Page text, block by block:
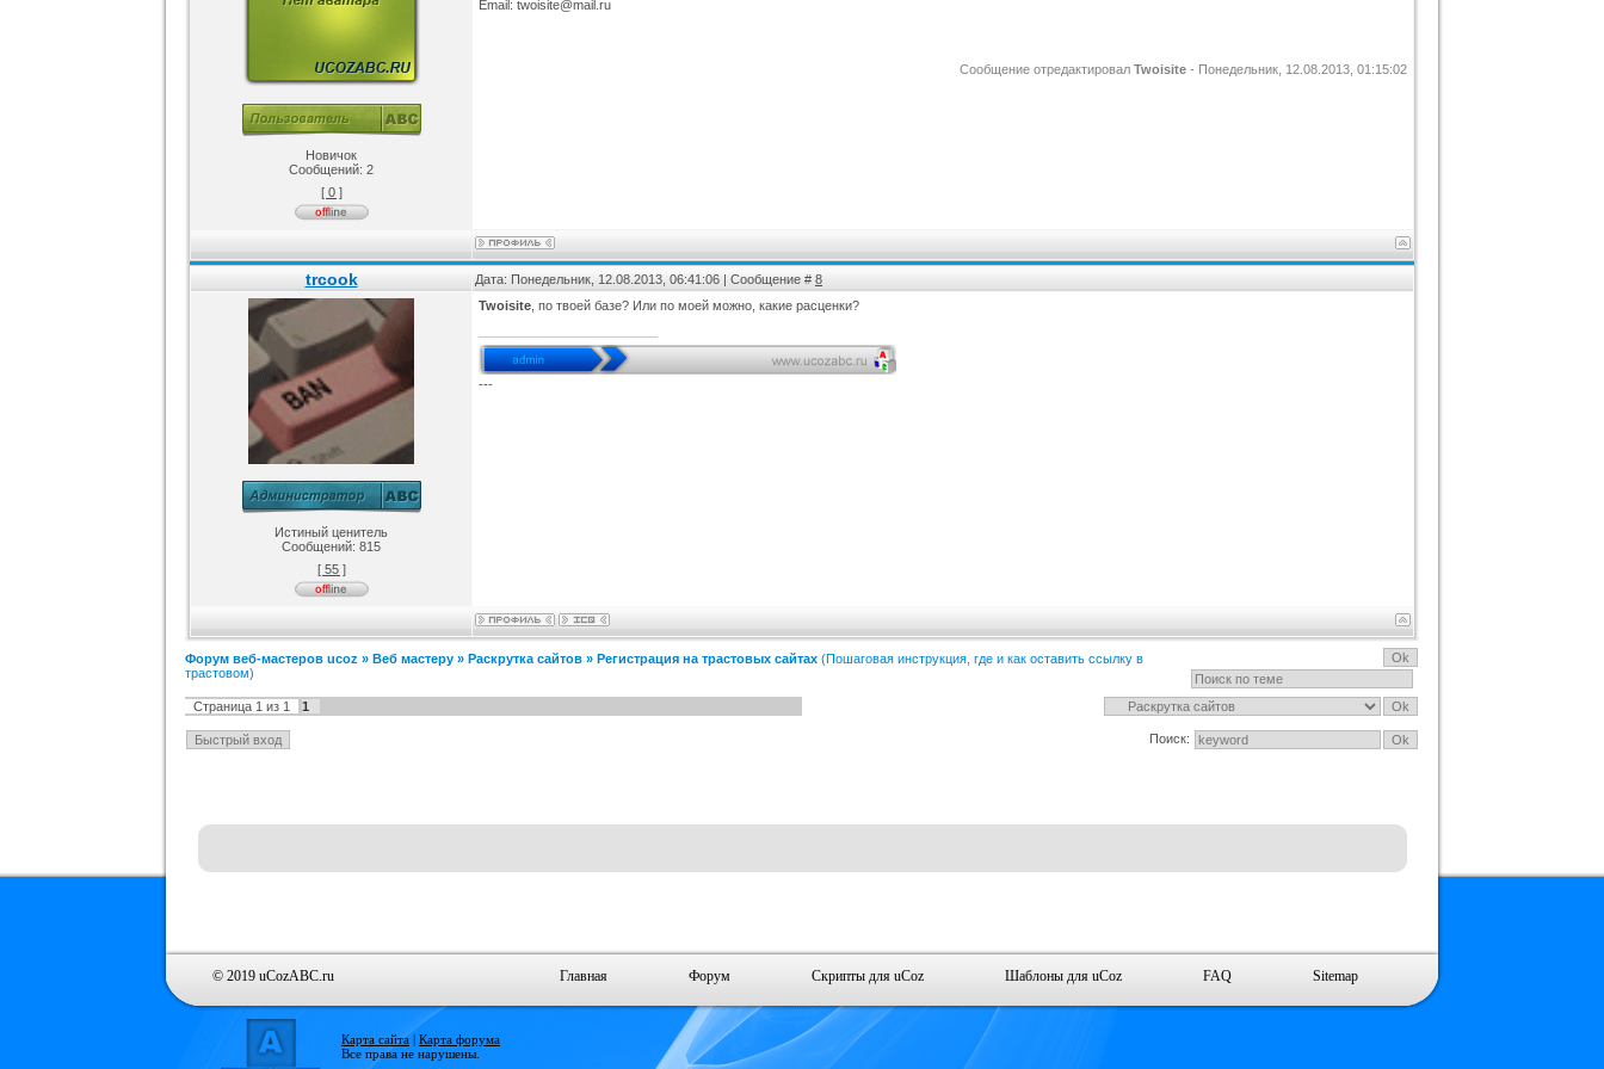
Новичок
Сообщений: 2
[ 0 ]
Email: twoisite@mail.ru
Сообщение отредактировал Twoisite - Понедельник, 12.08.2013, 01:15:02
trcook Дата: Понедельник, 12.08.2013, 06:41:06 | Сообщение # 8
Истиный ценитель
Сообщений: 815
[ 55 ]
Twoisite , по твоей базе? Или по моей можно, какие расценки?
---
Форум веб-мастеров ucoz » Веб мастеру » Раскрутка сайтов » Регистрация на трастовых сайтах (Пошаговая инструкция, где и как оставить ссылку в
трастовом)
Страница 1 из 1 1
Поиск:
© 2019 uCozABC.ru Главная Форум Скрипты для uCoz Шаблоны для uCoz FAQ Sitemap
Карта сайта | Карта форума
Все права не нарушены.